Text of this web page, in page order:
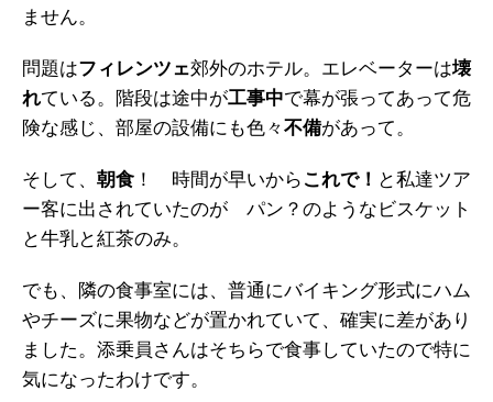
ません。
問題はフィレンツェ郊外のホテル。エレベーターは壊
れている。階段は途中が工事中で幕が張ってあって危
険な感じ、部屋の設備にも色々不備があって。
そして、 朝食 ！ 時間が早いから これで！ と私達ツア
ー客に出されていたのが パン？のようなビスケット
と牛乳と紅茶のみ。
でも、隣の食事室には、普通にバイキング形式にハム
やチーズに果物などが置かれていて、確実に差があり
ました。添乗員さんはそちらで食事していたので特に
気になったわけです。